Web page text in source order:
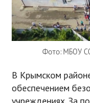
Фото: МБОУ
В Крымском
обеспечением
учреждениях. За